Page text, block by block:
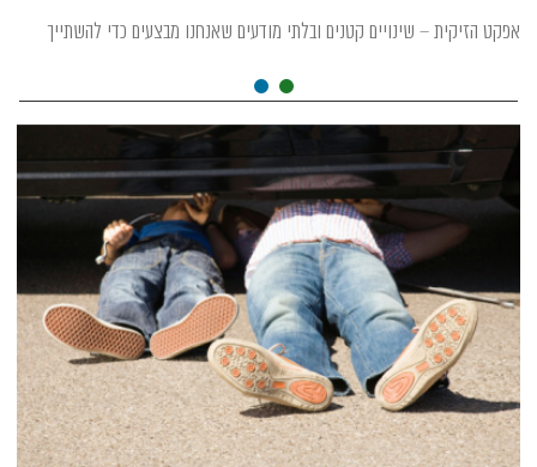
אפקט הזיקית – שינויים קטנים ובלתי מודעים שאנחנו מבצעים כדי להשתייך